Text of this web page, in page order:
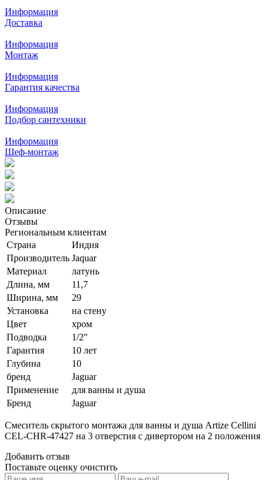
Информация
Доставка
Информация
Монтаж
Информация
Гарантия качества
Информация
Подбор сантехники
Информация
Шеф-монтаж
Описание
Отзывы
Региональным клиентам
Страна
Индия
Производитель Jaquar
Материал
латунь
Длина, мм
11,7
Ширина, мм
29
Установка
на стену
Цвет
хром
Подводка
1/2"
Гарантия
10 лет
Глубина
10
бренд
Jaguar
Применение
для ванны и душа
Бренд
Jaguar
Смеситель скрытого монтажа для ванны и душа Artize Cellini
CEL-CHR-47427 на 3 отверстия с дивертором на 2 положения
Добавить отзыв
Поставьте оценку очистить